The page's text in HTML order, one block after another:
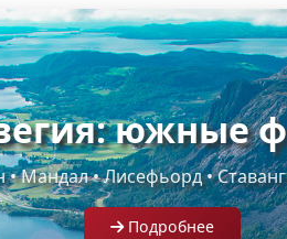
южные
Мандал • Лисефьорд •
Подробнее